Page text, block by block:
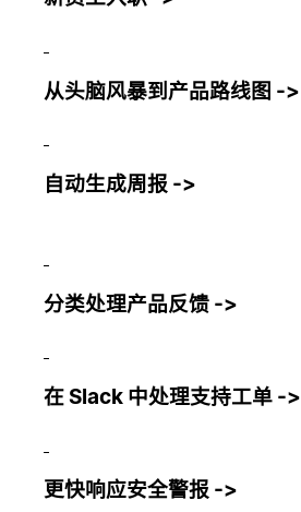
从头脑风暴到产品路线图 ->
自动生成周报 ->
分类处理产品反馈 ->
在 Slack 中处理支持工单 ->
更快响应安全警报 ->